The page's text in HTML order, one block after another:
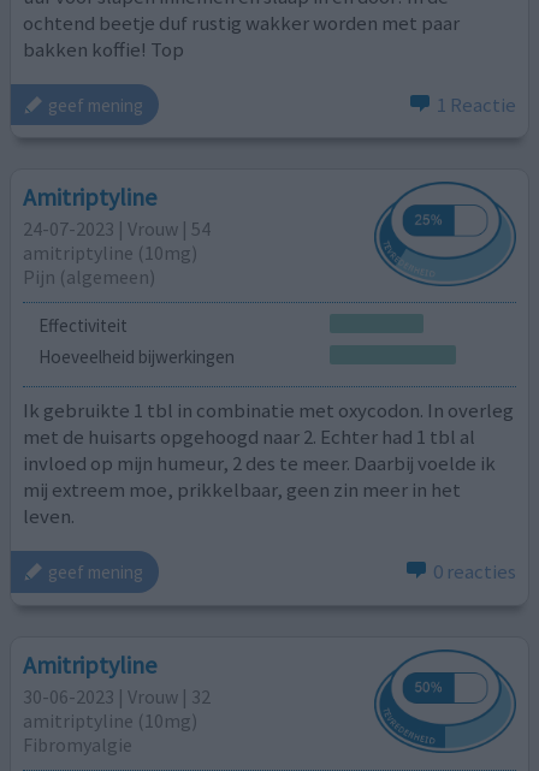
ochtend beetje duf rustig wakker worden met paar
bakken koffie! Top
geef mening 1 Reactie
Amitriptyline
24-07-2023 | Vrouw | 54
amitriptyline (10mg)
Pijn (algemeen)
Effectiviteit
Hoeveelheid bijwerkingen
Ik gebruikte 1 tbl in combinatie met oxycodon. In overleg
met de huisarts opgehoogd naar 2. Echter had 1 tbl al
invloed op mijn humeur, 2 des te meer. Daarbij voelde ik
mij extreem moe, prikkelbaar, geen zin meer in het
leven.
geef mening 0 reacties
Amitriptyline
30-06-2023 | Vrouw | 32
amitriptyline (10mg)
Fibromyalgie